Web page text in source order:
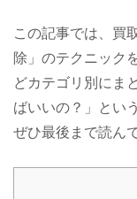
この記事では、買
除」のテクニック
どカテゴリ別にま
ばいいの？」とい
ぜひ最後まで読ん